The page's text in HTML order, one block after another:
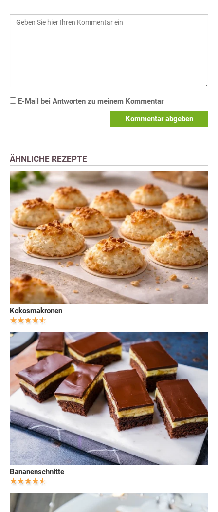
E-Mail bei Antworten zu meinem Kommentar
Kommentar abgeben
ÄHNLICHE REZEPTE
Kokosmakronen
Bananenschnitte